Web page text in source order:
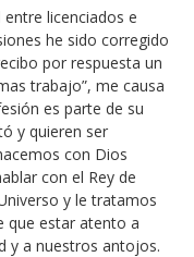
licenciados e
he sido corregido
por respuesta un
trabajo”, me causa
es parte de su
y quieren ser
con Dios
con el Rey de
y le tratamos
que estar atento a
y a nuestros antojos.